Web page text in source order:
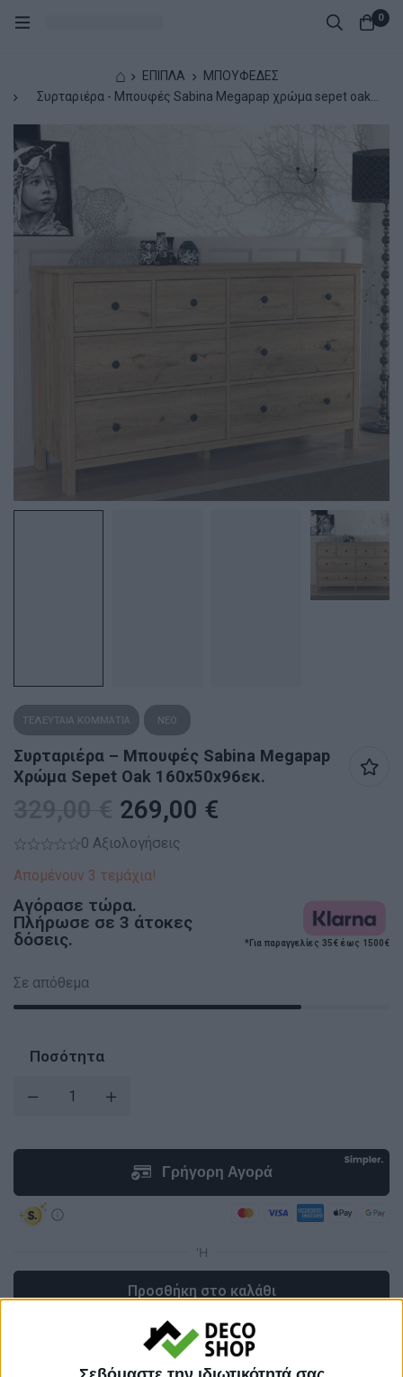
0
⌂ ΕΠΙΠΛΑ
ΜΠΟΥΦΕΔΕΣ
Συρταριέρα - Μπουφές Sabina Megapap χρώμα sepet oak
ΤΕΛΕΥΤΑΙΑ ΚΟΜΜΑΤΙΑ ΝΕΟ
Συρταριέρα – Μπουφές Sabina Megapap
Χρώμα Sepet Oak 160x50x96εκ.
269,00 €
0 Αξιολογήσεις
Απομένουν 3 τεμάχια!
Αγόρασε τώρα.
Πλήρωσε σε 3 άτοκες
δόσεις.
*Για παραγγελίες 35€ έως 1500€
Σε απόθεμα
Ποσότητα
Προσθήκη στο καλάθι
Κωδικός προϊόντος :518289